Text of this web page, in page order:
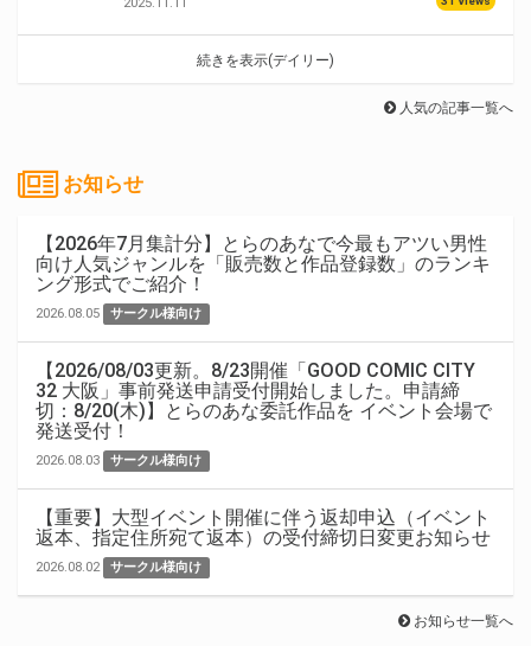
2025.11.11
続きを表示(デイリー)
人気の記事一覧へ
お知らせ
【2026年7月集計分】とらのあなで今最もアツい男性
向け人気ジャンルを「販売数と作品登録数」のランキ
ング形式でご紹介！
2026.08.05 サークル様向け
【2026/08/03更新。8/23開催「GOOD COMIC CITY
32 大阪」事前発送申請受付開始しました。申請締
切：8/20(木)】とらのあな委託作品を イベント会場で
発送受付！
2026.08.03 サークル様向け
【重要】大型イベント開催に伴う返却申込（イベント
返本、指定住所宛て返本）の受付締切日変更お知らせ
2026.08.02 サークル様向け
お知らせ一覧へ